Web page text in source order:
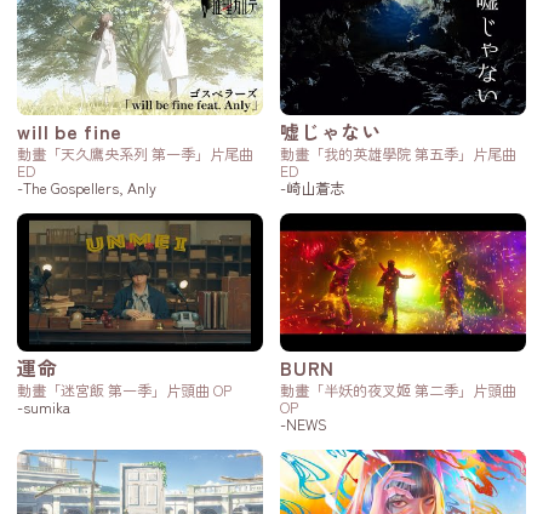
will be fine
動畫「天久鷹央系列 第一季」片尾曲
ED
-The Gospellers, Anly
嘘じゃない
動畫「我的英雄學院 第五季」片尾曲
ED
-崎山蒼志
運命
動畫「迷宮飯 第一季」片頭曲 OP
-sumika
BURN
動畫「半妖的夜叉姬 第二季」片頭曲
OP
-NEWS